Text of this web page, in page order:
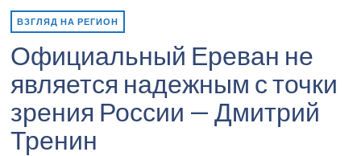
ВЗГЛЯД НА РЕГИОН
Официальный Ереван не
является надежным с точки
зрения России — Дмитрий
Тренин